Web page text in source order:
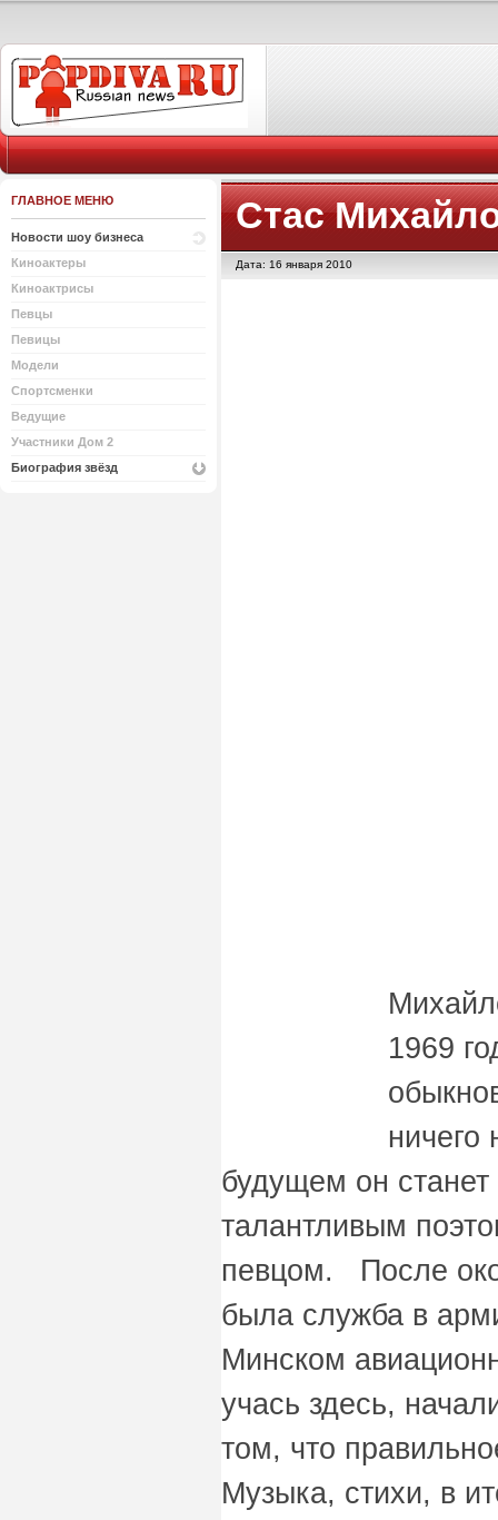
ГЛАВНОЕ МЕНЮ
Новости шоу бизнеса
Киноактеры
Киноактрисы
Певцы
Певицы
Модели
Спортсменки
Ведущие
Участники Дом 2
Биография звёзд
Стас
Дата: 16 января 2010
1969
ничего
будущем он
талантливым
певцом. После
была служба в
Минском
учась здесь,
том, что
Музыка, стихи, в